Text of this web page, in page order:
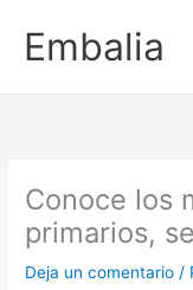
contenido
Embalia
Conoce los
primarios,
Deja un comentario /